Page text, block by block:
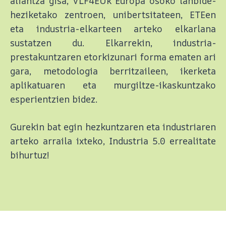
heziketako zentroen, unibertsitateen, ETEen
eta industria-elkarteen arteko elkarlana
sustatzen du. Elkarrekin, industria-
prestakuntzaren etorkizunari forma ematen ari
gara, metodologia berritzaileen, ikerketa
aplikatuaren eta murgiltze-ikaskuntzako
esperientzien bidez.
Gurekin bat egin hezkuntzaren eta industriaren
arteko arraila ixteko, Industria 5.0 errealitate
bihurtuz!